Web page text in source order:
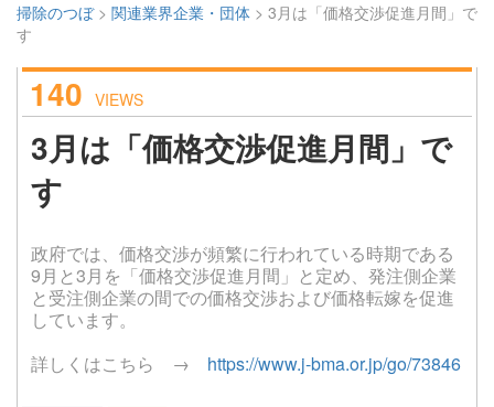
掃除のつぼ> 関連業界企業・団体 > 3月は「価格交渉促進月間」で
す
140 VIEWS
3月は「価格交渉促進月間」で
す
政府では、価格交渉が頻繁に行われている時期である
9月と3月を「価格交渉促進月間」と定め、発注側企業
と受注側企業の間での価格交渉および価格転嫁を促進
しています。
詳しくはこちら → https://www.j-bma.or.jp/go/73846